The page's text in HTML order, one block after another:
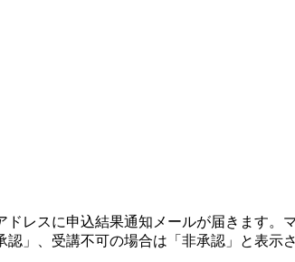
レスに申込結果通知メールが届きます。
」、受講不可の場合は「非承認」と表示さ